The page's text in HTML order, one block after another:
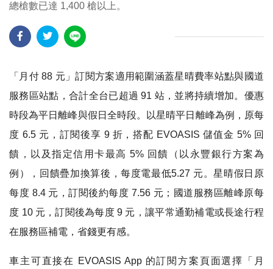
總槍數已達 1,400 槍以上。
「月付 88 元」訂閱方案適用範圍涵蓋星晴費率站點與國道
服務區站點，合計全台已超過 91 站，並將持續增加。優惠
時段為平日離峰與假日全時段。以星晴平日離峰為例，原每
度 6.5 元，訂閱後享 9 折，搭配 EVOASIS 儲值金 5% 回
饋，以及指定信用卡最高 5% 回饋（以永豐銀行方案為
例），回饋疊加換算後，每度電最低5.27 元。星晴假日原
每度 8.4 元，訂閱後約每度 7.56 元；國道服務區離峰原每
度 10 元，訂閱後為每度 9 元，讓平常通勤補電或長途行程
在服務區補電，省錢更有感。
車主可直接在 EVOASIS App 的訂閱方案頁面選擇「月